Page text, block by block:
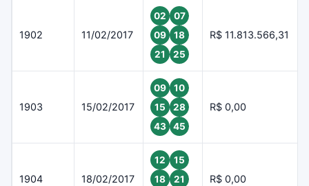
1902 11/02/2017
02
07
09
18
21
25
R$ 11.813.566,31
1903 15/02/2017
09
10
15
28
43
45
R$ 0,00
1904 18/02/2017
12
15
18
21
R$ 0,00